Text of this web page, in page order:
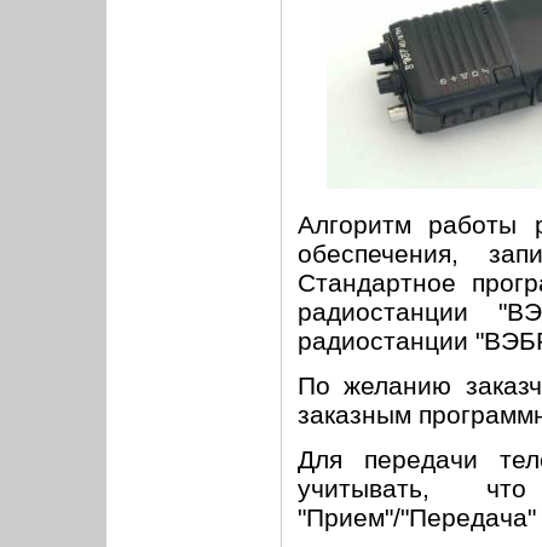
Алгоритм работы
обеспечения,
Стандартное
радиостанции
радиостанции
По желанию
заказным
Для передачи
учитывать,
"Прием"/"Передача"